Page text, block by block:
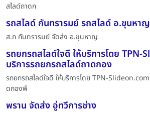
สไลด์ถาดก
รถสไลด์ กันทรารมย์ รถสไลด์ อ.ขุนหาญ
ส.ภ กันทรารมย์ จัดส่ง อ.ขุนหาญ
รถยกรถสไลด์ใจดี ให้บริการโดย TPN-
บริการรถยกรถสไลด์ถาดกอง
รถยกรถสไลด์ใจดี ให้บริการโดย TPN-
ดกองพื
พราน จัดส่ง อู่ทวีการช่าง